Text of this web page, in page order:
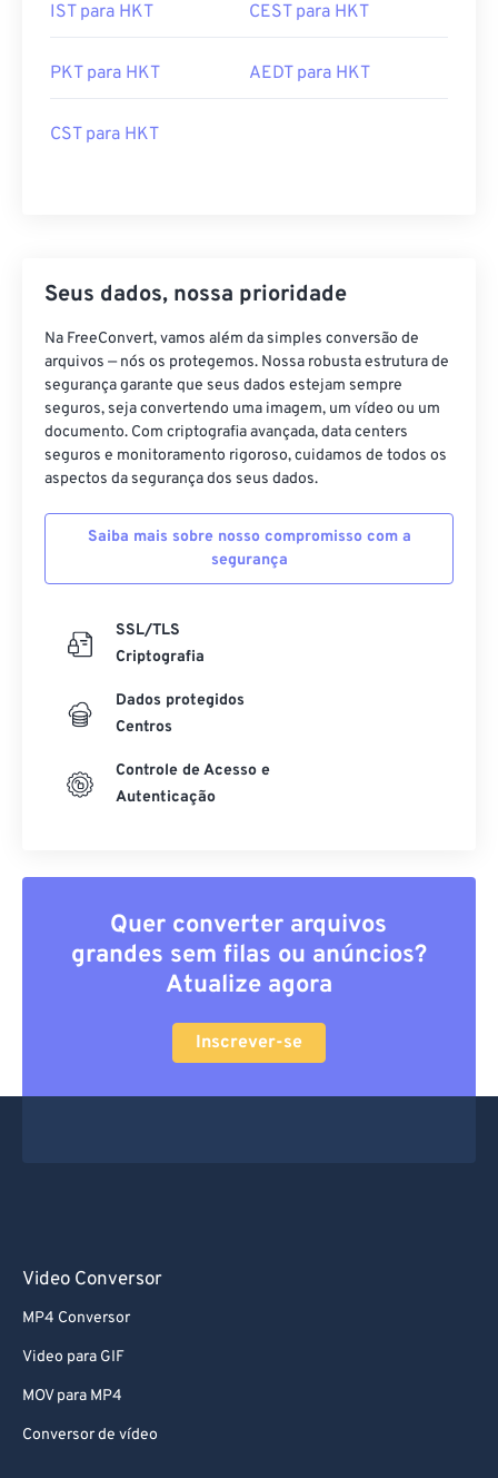
IST para HKT CEST para HKT
PKT para HKT AEDT para HKT
CST para HKT
Seus dados, nossa prioridade
Na FreeConvert, vamos além da simples conversão de
arquivos — nós os protegemos. Nossa robusta estrutura de
segurança garante que seus dados estejam sempre
seguros, seja convertendo uma imagem, um vídeo ou um
documento. Com criptografia avançada, data centers
seguros e monitoramento rigoroso, cuidamos de todos os
aspectos da segurança dos seus dados.
Saiba mais sobre nosso compromisso com a
segurança
SSL/TLS
Criptografia
Dados protegidos
Centros
Controle de Acesso e
Autenticação
Quer converter arquivos
grandes sem filas ou anúncios?
Atualize agora
Inscrever-se
Video Conversor
MP4 Conversor
Video para GIF
MOV para MP4
Conversor de vídeo